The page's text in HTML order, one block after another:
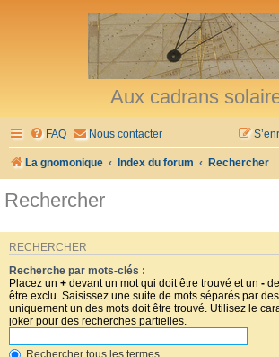
Aux cadrans
FAQ Nous contacter
La gnomonique Index du forum Rechercher
Rechercher
RECHERCHER
Recherche par mots-clés :
Placez un + devant un mot qui doit être trouvé et un -
être exclu. Saisissez une suite de mots séparés par des
uniquement un des mots doit être trouvé. Utilisez le
joker pour des recherches partielles.
Rechercher tous les termes